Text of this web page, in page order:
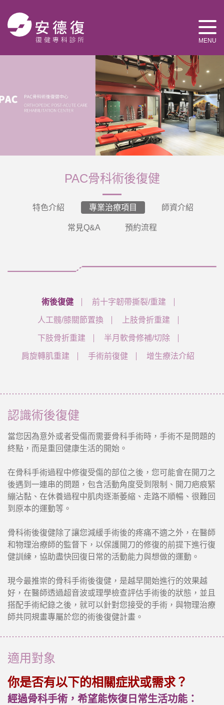
MENU
PAC骨科術後復健
特色介紹 專業治療項目 師資介紹
常見Q&A 預約流程
術後復健 前十字韌帶撕裂/重建
人工髖/膝關節置換 上肢骨折重建
下肢骨折重建 半月軟骨修補/切除
肩旋轉肌重建 手術前復健 增生療法介紹
認識術後復健
當您因為意外或者受傷而需要骨科手術時，手術不是問題的
終點，而是重回健康生活的開始。
在骨科手術過程中修復受傷的部位之後，您可能會在開刀之
後遇到一連串的問題，包含活動角度受到限制、開刀疤痕緊
繃沾黏、在休養過程中肌肉逐漸萎縮、走路不順暢、很難回
到原本的運動等。
骨科術後復健除了讓您減緩手術後的疼痛不適之外，在醫師
和物理治療師的監督下，以保護開刀的修復的前提下進行復
健訓練，協助盡快回復日常的活動能力與想做的運動。
現今最推崇的骨科手術後復健，是越早開始進行的效果越
好，在醫師透過超音波或理學檢查評估手術後的狀態，並且
搭配手術紀錄之後，就可以針對您接受的手術，與物理治療
師共同規畫專屬於您的術後復健計畫。
適用對象
你是否有以下的相關症狀或需求？
經過骨科手術，希望能恢復日常生活功能：